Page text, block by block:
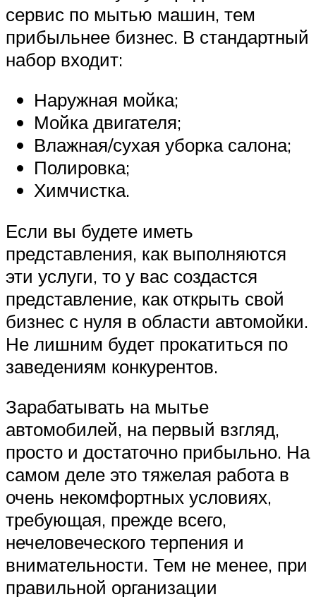
сервис по мытью машин, тем
прибыльнее бизнес. В стандартный
набор входит:
Наружная мойка;
Мойка двигателя;
Влажная/сухая уборка салона;
Полировка;
Химчистка.
Если вы будете иметь
представления, как выполняются
эти услуги, то у вас создастся
представление, как открыть свой
бизнес с нуля в области автомойки.
Не лишним будет прокатиться по
заведениям конкурентов.
Зарабатывать на мытье
автомобилей, на первый взгляд,
просто и достаточно прибыльно. На
самом деле это тяжелая работа в
очень некомфортных условиях,
требующая, прежде всего,
нечеловеческого терпения и
внимательности. Тем не менее, при
правильной организации